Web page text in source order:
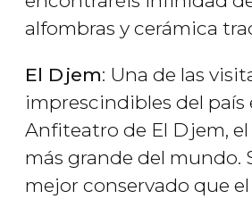
alfombras y cerámica
El Djem: Una de las
imprescindibles del país
Anfiteatro de El Djem,
más grande del mundo.
mejor conservado que el